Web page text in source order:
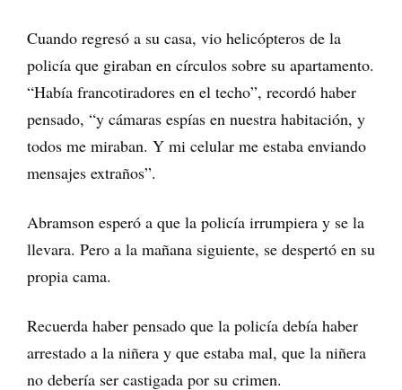
Cuando regresó a su casa, vio helicópteros de la
policía que giraban en círculos sobre su apartamento.
“Había francotiradores en el techo”, recordó haber
pensado, “y cámaras espías en nuestra habitación, y
todos me miraban. Y mi celular me estaba enviando
mensajes extraños”.
Abramson esperó a que la policía irrumpiera y se la
llevara. Pero a la mañana siguiente, se despertó en su
propia cama.
Recuerda haber pensado que la policía debía haber
arrestado a la niñera y que estaba mal, que la niñera
no debería ser castigada por su crimen.